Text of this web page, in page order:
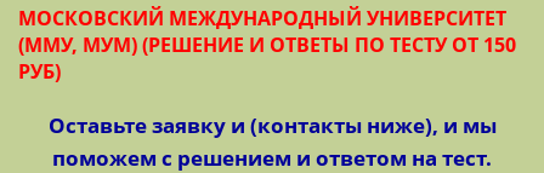
МОСКОВСКИЙ МЕЖДУНАРОДНЫЙ УНИВЕРСИТЕТ
(ММУ, МУМ) (РЕШЕНИЕ И ОТВЕТЫ ПО ТЕСТУ ОТ 150
РУБ)
Оставьте заявку и (контакты ниже), и мы
поможем с решением и ответом на тест.